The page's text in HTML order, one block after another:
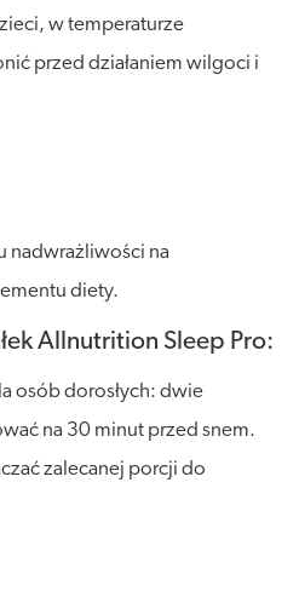
w temperaturze
przed działaniem wilgoci i
nadwrażliwości na
diety.
Allnutrition Sleep Pro:
osób dorosłych: dwie
na 30 minut przed snem.
zalecanej porcji do